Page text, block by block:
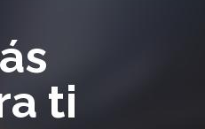
ti